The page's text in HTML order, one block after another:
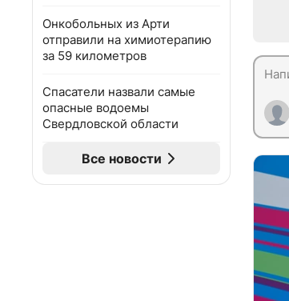
Онкобольных из Арти
отправили на химиотерапию
за 59 километров
Спасатели назвали самые
опасные водоемы
Свердловской области
Все новости